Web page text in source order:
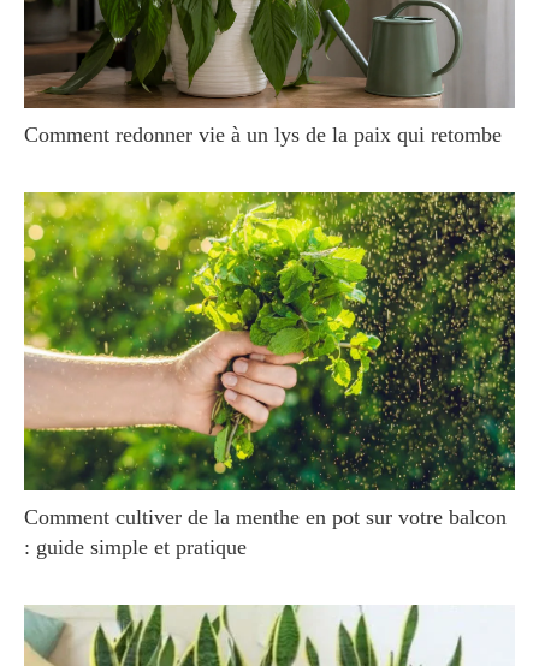
Comment redonner vie à un lys de la paix qui retombe
Comment cultiver de la menthe en pot sur votre balcon
: guide simple et pratique